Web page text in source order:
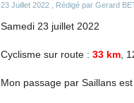
23 Juillet 2022 , Rédigé par Gerard
Samedi 23 juillet 2022
Cyclisme sur route : 33 km ,
Mon passage par Saillans